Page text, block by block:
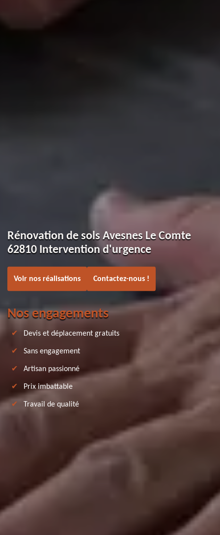
Rénovation de sols Avesnes Le Comte
62810 Intervention d'urgence
Voir nos réalisations Contactez-nous !
Nos engagements
Devis et déplacement gratuits
Sans engagement
Artisan passionné
Prix imbattable
Travail de qualité